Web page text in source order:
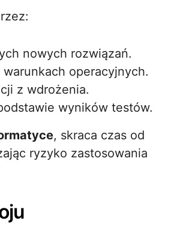
nowych rozwiązań.
operacyjnych.
z wdrożenia.
wyników testów.
, skraca czas od
ryzyko zastosowania